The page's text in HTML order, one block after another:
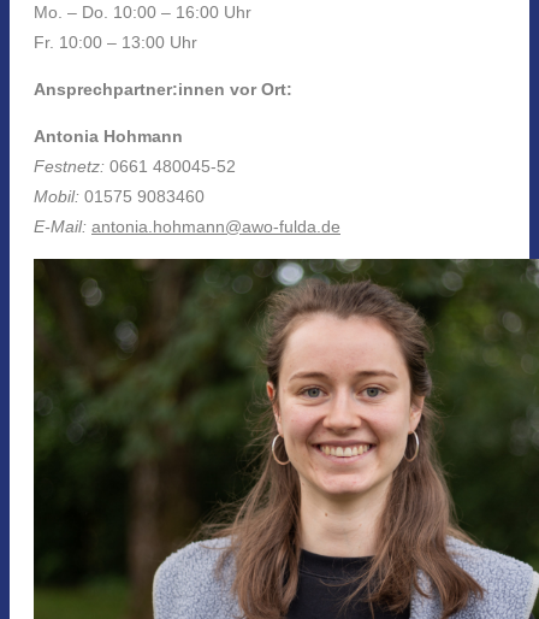
Mo. – Do. 10:00 – 16:00 Uhr
Fr. 10:00 – 13:00 Uhr
Ansprechpartner:innen vor Ort:
Antonia Hohmann
Festnetz: 0661 480045-52
Mobil: 01575 9083460
E-Mail: antonia.hohmann@awo-fulda.de